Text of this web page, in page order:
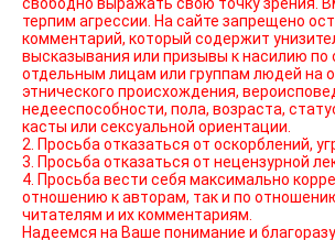
терпим агрессии. На сайте запрещено
комментарий, который содержит
высказывания или призывы к насилию
отдельным лицам или группам людей на
этнического происхождения,
недееспособности, пола, возраста,
касты или сексуальной ориентации.
2. Просьба отказаться от оскорблений,
3. Просьба отказаться от нецензурной
4. Просьба вести себя максимально
отношению к авторам, так и по
читателям и их комментариям.
Надеемся на Ваше понимание и